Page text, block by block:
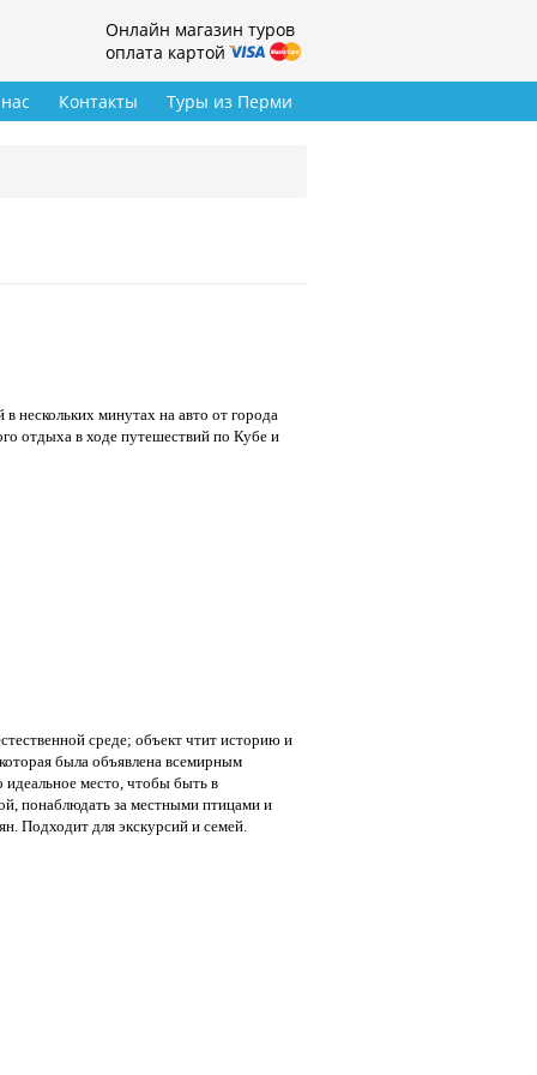
Онлайн магазин туров
оплата картой
Туры из Перми
Контакты
нескольких минутах на авто от города
отдыха в ходе путешествий по Кубе и
среде; объект чтит историю и
была объявлена ​​всемирным
место, чтобы быть в
понаблюдать за местными птицами и
Подходит для экскурсий и семей.